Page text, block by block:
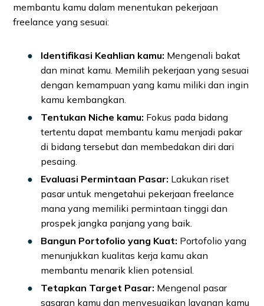
membantu kamu dalam menentukan pekerjaan
freelance yang sesuai:
Identifikasi Keahlian kamu: Mengenali bakat
dan minat kamu. Memilih pekerjaan yang sesuai
dengan kemampuan yang kamu miliki dan ingin
kamu kembangkan.
Tentukan Niche kamu: Fokus pada bidang
tertentu dapat membantu kamu menjadi pakar
di bidang tersebut dan membedakan diri dari
pesaing.
Evaluasi Permintaan Pasar: Lakukan riset
pasar untuk mengetahui pekerjaan freelance
mana yang memiliki permintaan tinggi dan
prospek jangka panjang yang baik.
Bangun Portofolio yang Kuat: Portofolio yang
menunjukkan kualitas kerja kamu akan
membantu menarik klien potensial.
Tetapkan Target Pasar: Mengenal pasar
sasaran kamu dan menyesuaikan layanan kamu